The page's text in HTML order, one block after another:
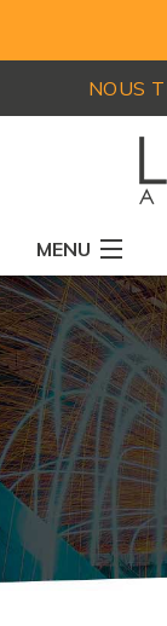
NOUS
MENU
RÉSEAU
MEMBRES
EXPERTISES
ACTUALITÉS
LEXIQUE
VOUS ÊTES